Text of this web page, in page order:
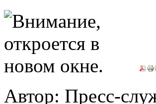
Автор: Пресс-